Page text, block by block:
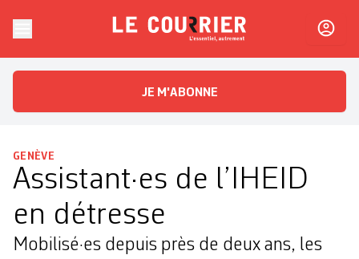
Le CourrierL'essentiel, autrement
JE M'ABONNE
GENÈVE
Assistant·es de l’IHEID
en détresse
Mobilisé·es depuis près de deux ans, les